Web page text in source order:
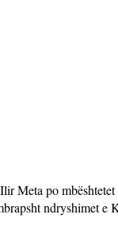
Meta po
ndryshimet e